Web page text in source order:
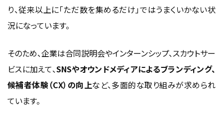
母集団形成の成果を測る指標と改善方法
エントリー数・説明会参加率・選考通過率の分析
データに基づく母集団形成のPDCAサイクル
母集団形成を左右する「候補者体験（CX）」の重要性
説明会や面接での体験が学生の志望度を決める
エントリー前から始まる「情報接触体験」の最適化
り、従来以上に「ただ数を集めるだけ」ではうまくいかない状
況になっています。
そのため、企業は合同説明会やインターンシップ、スカウトサー
ビスに加えて、SNSやオウンドメディアによるブランディング、
候補者体験（CX）の向上など、多面的な取り組みが求められ
ています。